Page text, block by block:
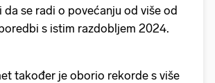
da se radi o povećanju od više od
s istim razdobljem 2024.
također je oborio rekorde s više